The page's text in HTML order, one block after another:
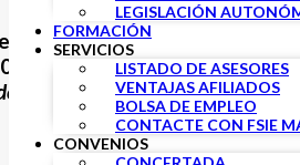
LEGISLACIÓN
FORMACIÓN
SERVICIOS
LISTADO DE ASESORES
VENTAJAS AFILIADOS
BOLSA DE EMPLEO
CONTACTE CON FSIE
CONVENIOS
mayo, a propuesta del
Teniendo en cuenta las
por no hacer las cosas con el